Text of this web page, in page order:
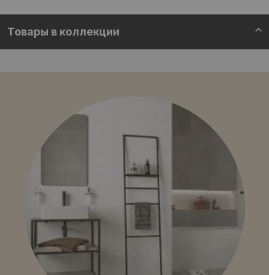
Товары в коллекции